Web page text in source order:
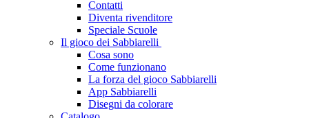
Contatti
Diventa rivenditore
Speciale Scuole
Il gioco dei Sabbiarelli
Cosa sono
Come funzionano
La forza del gioco Sabbiarelli
App Sabbiarelli
Disegni da colorare